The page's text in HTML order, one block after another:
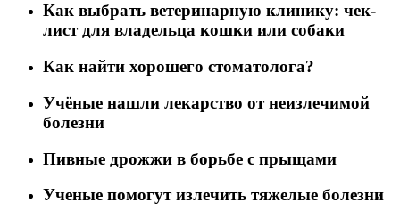
Как выбрать ветеринарную клинику: чек-
лист для владельца кошки или собаки
Как найти хорошего стоматолога?
Учёные нашли лекарство от неизлечимой
болезни
Пивные дрожжи в борьбе с прыщами
Ученые помогут излечить тяжелые болезни